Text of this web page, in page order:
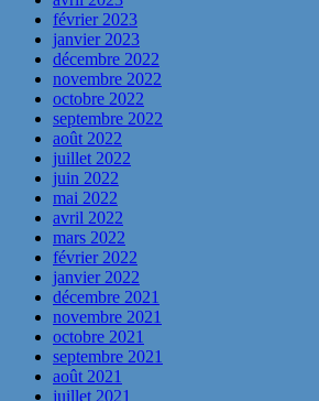
février 2023
janvier 2023
décembre 2022
novembre 2022
octobre 2022
septembre 2022
août 2022
juillet 2022
juin 2022
mai 2022
avril 2022
mars 2022
février 2022
janvier 2022
décembre 2021
novembre 2021
octobre 2021
septembre 2021
août 2021
juillet 2021